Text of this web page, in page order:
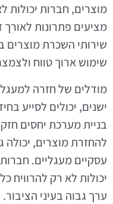
מוצרים, חברות
מציעים פתרונות
שירותי השכרת מוצרים
שימוש ארוך טווח
מודלים של חזרה
ישנים, יכולים לסייע
בניית מערכת יחסים
להחזרת מוצרים,
עסקיים מעגליים.
יכולות לא רק להרוויח
ערך גבוה בעיני הציבור.